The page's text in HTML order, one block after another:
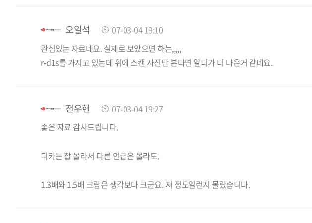
오일석
07-03-04 19:10
관심있는 자료네요. 실제로 보았으면 하는,,,,,
r-d1s를 가지고 있는데 위에 스캔 사진만 본다면 알디가 더 나은거 같네요.
전우현
07-03-04 19:27
좋은 자료 감사드립니다.
디카는 잘 몰라서 다른 언급은 몰라도.
1.3배와 1.5배 크랍은 생각보다 크군요. 저 정도일런지 몰랐습니다.